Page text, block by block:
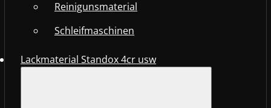
Reinigunsmaterial
Schleifmaschinen
Lackmaterial Standox 4cr usw